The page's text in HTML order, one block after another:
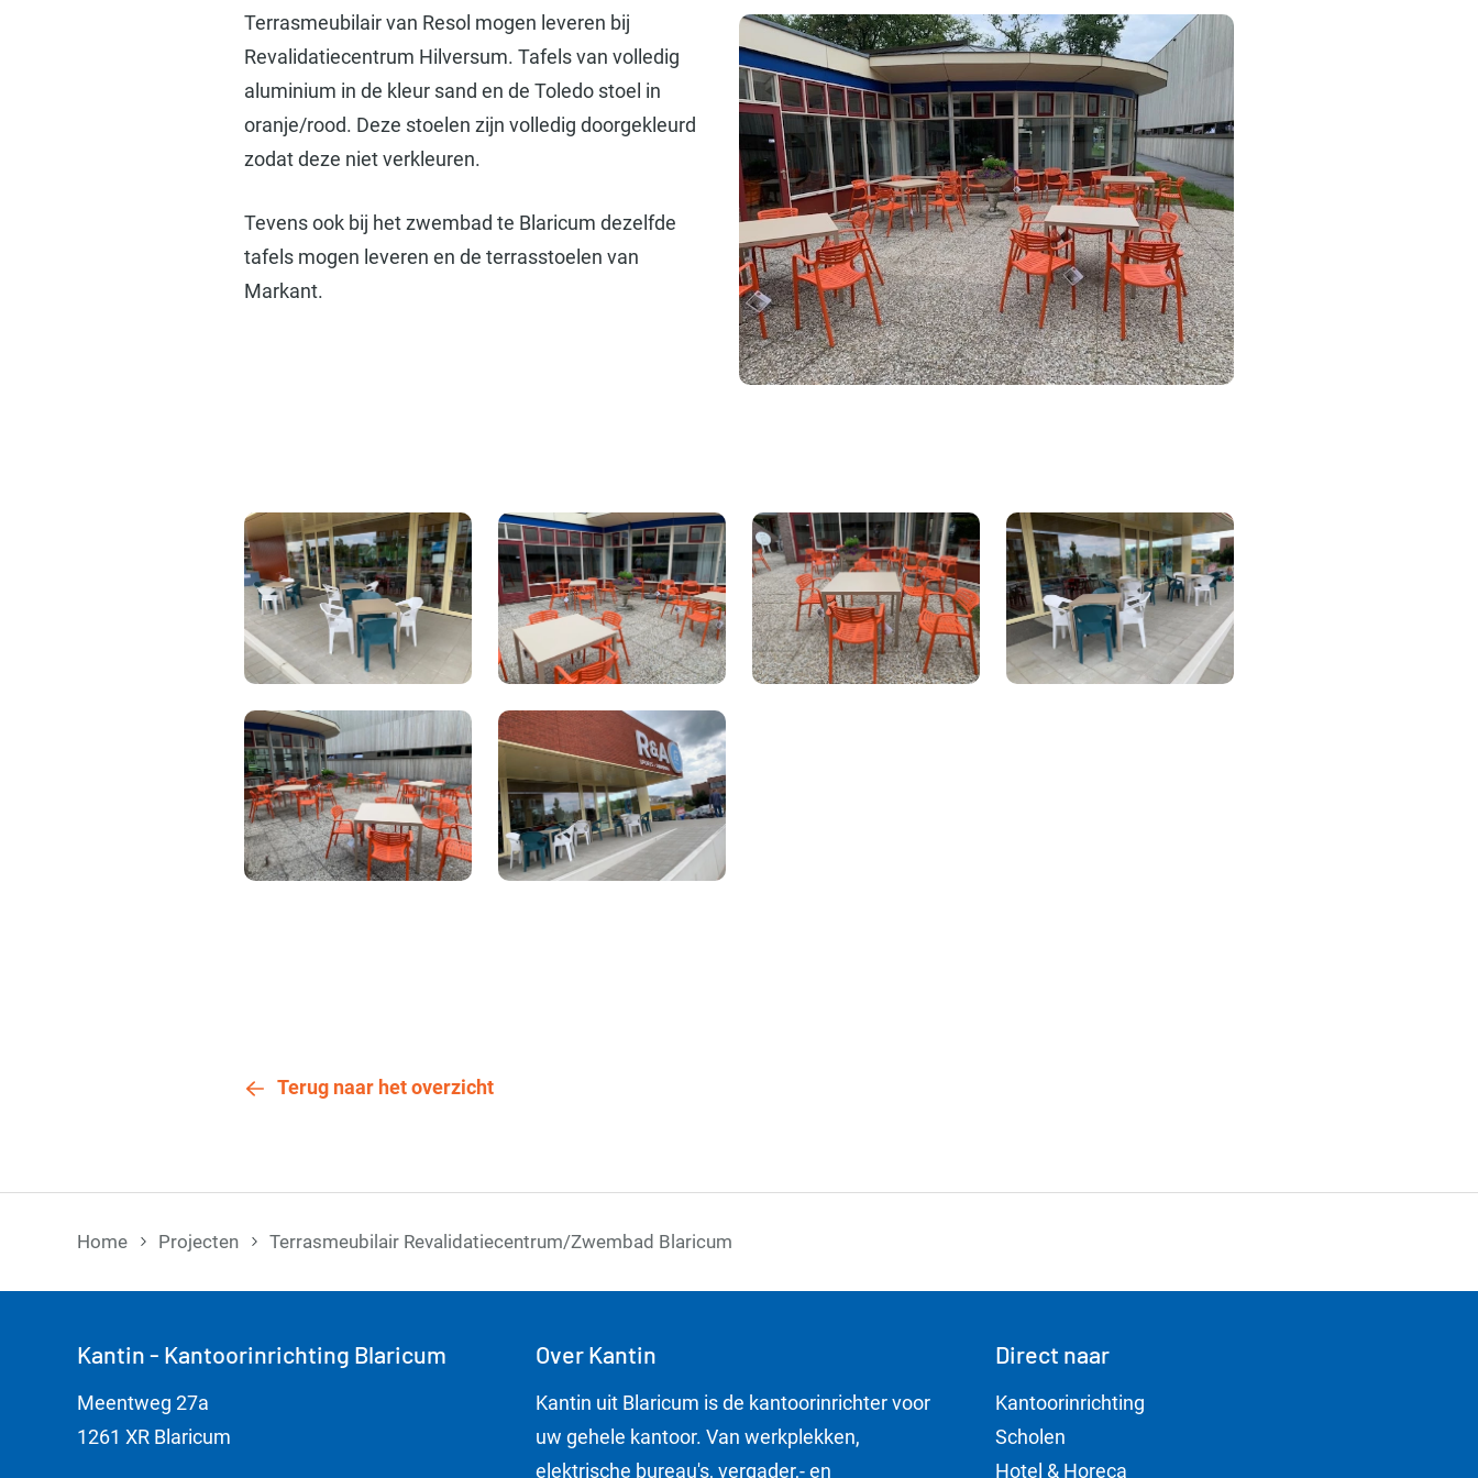
Terrasmeubilair van Resol mogen leveren bij
Revalidatiecentrum Hilversum. Tafels van volledig
aluminium in de kleur sand en de Toledo stoel in
oranje/rood. Deze stoelen zijn volledig doorgekleurd
zodat deze niet verkleuren.
Tevens ook bij het zwembad te Blaricum dezelfde
tafels mogen leveren en de terrasstoelen van
Markant.
Terug naar het overzicht
Home Projecten Terrasmeubilair Revalidatiecentrum/Zwembad Blaricum
Kantin - Kantoorinrichting Blaricum
Meentweg 27a
1261 XR Blaricum
Over Kantin
Kantin uit Blaricum is de kantoorinrichter voor
uw gehele kantoor. Van werkplekken,
elektrische bureau's, vergader,- en
Direct naar
Kantoorinrichting
Scholen
Hotel & Horeca